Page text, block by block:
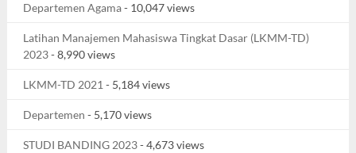
Departemen Agama- 10,047 views
Latihan Manajemen Mahasiswa Tingkat Dasar (LKMM-TD)
2023- 8,990 views
LKMM-TD 2021 - 5,184 views
Departemen - 5,170 views
STUDI BANDING 2023- 4,673 views